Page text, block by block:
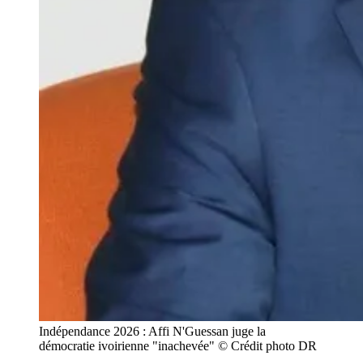
Indépendance 2026 : Affi N'Guessan juge la
démocratie ivoirienne "inachevée" © Crédit photo DR